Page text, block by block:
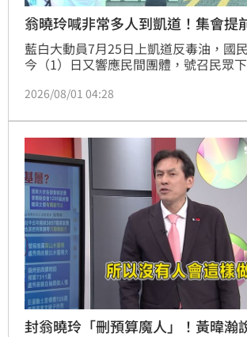
翁曉玲喊非常多人到凱道！集會提
藍白大動員7月25日上凱道反毒油，國
今（1）日又響應民間團體，號召民眾
到場響應，翁曉玲致詞時被稱為「司法
也非常感謝，不過畫面中前幾排的民眾
最後，活動原訂下午5時結束，卻提前1
許宣布結束，而畫面中的紅椅子也在2
拾好。
2026/08/01 04:28
封翁曉玲「刪預算魔人」！黃暐瀚